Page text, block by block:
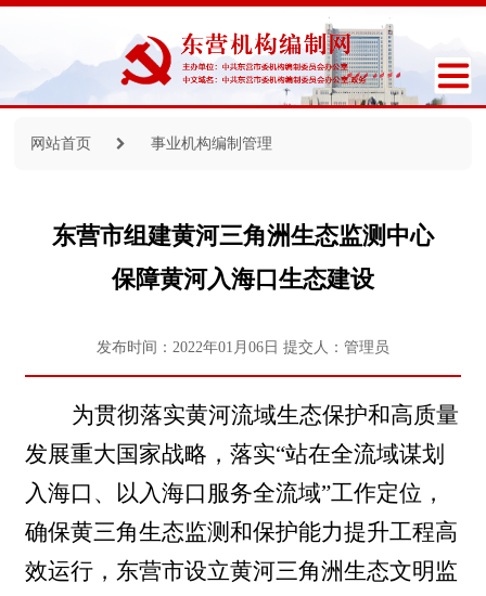
网站首页 事业机构编制管理
东营市组建黄河三角洲生态监测中心
保障黄河入海口生态建设
发布时间：2022年01月06日 提交人：管理员
为贯彻落实黄河流域生态保护和高质量
发展重大国家战略，落实“站在全流域谋划
入海口、以入海口服务全流域”工作定位，
确保黄三角生态监测和保护能力提升工程高
效运行，东营市设立黄河三角洲生态文明监